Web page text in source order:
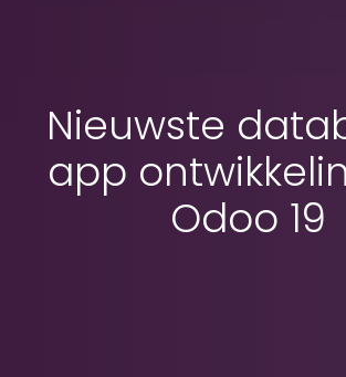
Nieuwste
app
Odoo 19